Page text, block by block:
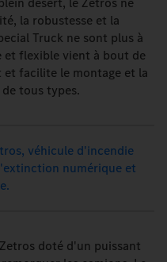
la robustesse et la
Truck ne sont plus à
et flexible vient à bout de
facilite le montage et la
tous types.
véhicule d'incendie
numérique et
doté d'un puissant